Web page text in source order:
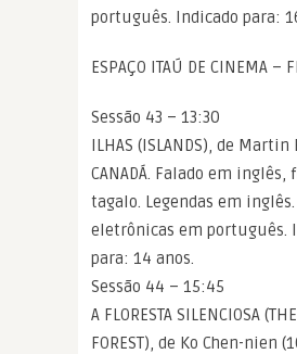
português. Indicado para:
ESPAÇO ITAÚ DE CINEMA –
Sessão 43 – 13:30
ILHAS (ISLANDS), de Martin
CANADÁ. Falado em
tagalo. Legendas em inglês.
eletrônicas em português.
para: 14 anos.
Sessão 44 – 15:45
A FLORESTA SILENCIOSA
FOREST), de Ko Chen-nien